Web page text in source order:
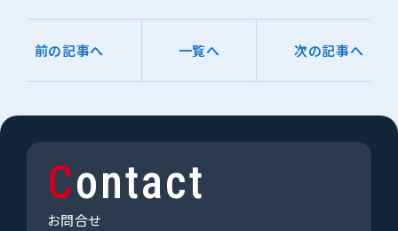
前の記事へ 次の記事へ
一覧へ
Contact
お問合せ